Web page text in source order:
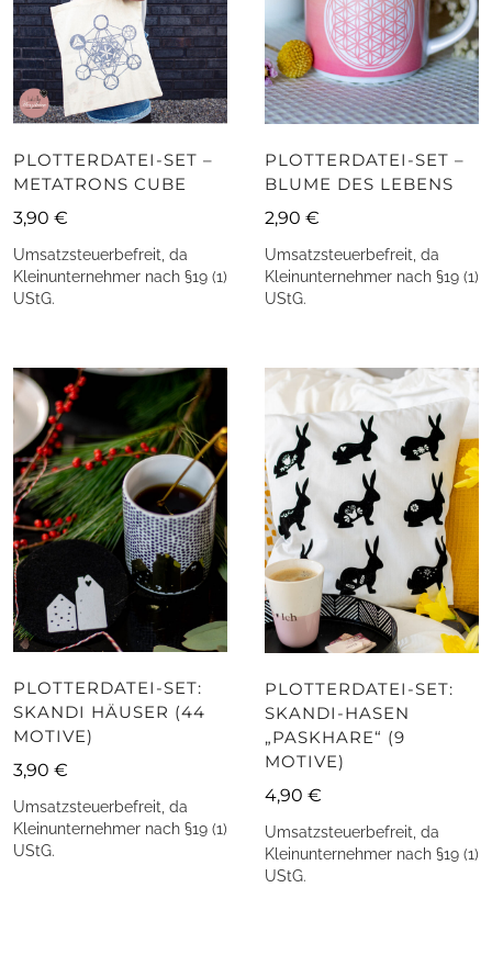
PLOTTERDATEI-SET –
METATRONS CUBE
3,90 €
Umsatzsteuerbefreit, da
Kleinunternehmer nach §19 (1)
UStG.
PLOTTERDATEI-SET –
BLUME DES LEBENS
2,90 €
Umsatzsteuerbefreit, da
Kleinunternehmer nach §19 (1)
UStG.
PLOTTERDATEI-SET:
SKANDI HÄUSER (44
MOTIVE)
3,90 €
Umsatzsteuerbefreit, da
Kleinunternehmer nach §19 (1)
UStG.
PLOTTERDATEI-SET:
SKANDI-HASEN
„PASKHARE“ (9
MOTIVE)
4,90 €
Umsatzsteuerbefreit, da
Kleinunternehmer nach §19 (1)
UStG.